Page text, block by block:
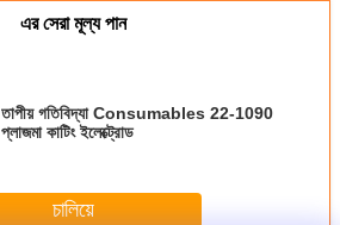
এর সেরা মূল্য পান
তাপীয় গতিবিদ্যা Consumables 22-1090
প্লাজমা কাটিং ইলেক্ট্রোড
চালিয়ে